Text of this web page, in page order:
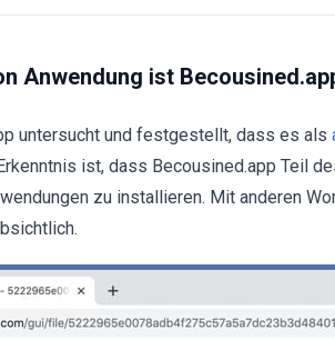
Anwendung ist
untersucht und festgestellt, dass es als
ist, dass Becousined.app Teil
zu installieren. Mit anderen